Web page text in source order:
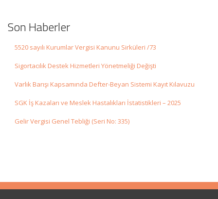
Son Haberler
5520 sayılı Kurumlar Vergisi Kanunu Sirküleri /73
Sigortacılık Destek Hizmetleri Yönetmeliği Değişti
Varlık Barışı Kapsamında Defter-Beyan Sistemi Kayıt Kılavuzu
SGK İş Kazaları ve Meslek Hastalıkları İstatistikleri – 2025
Gelir Vergisi Genel Tebliği (Seri No: 335)